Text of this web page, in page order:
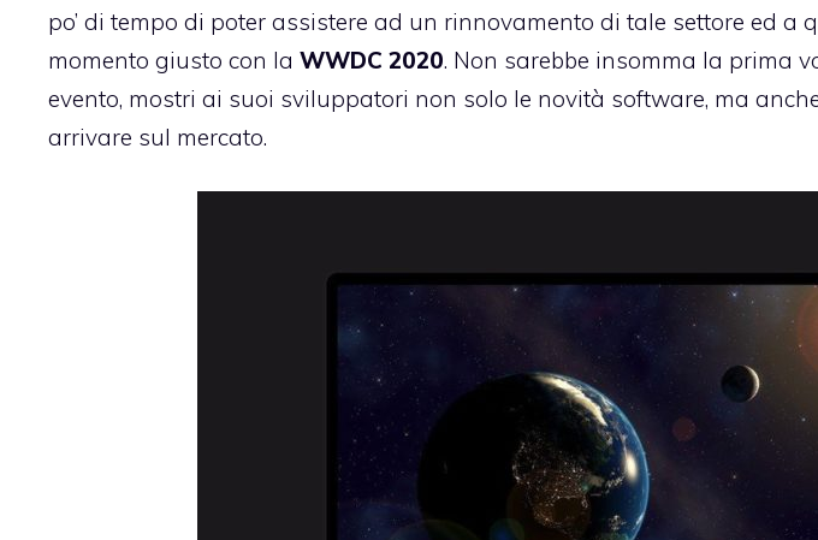
po’ di tempo di poter assistere ad un rinnovamento di tale settore ed a
momento giusto con la WWDC 2020. Non sarebbe insomma la prima
evento, mostri ai suoi sviluppatori non solo le novità software, ma
arrivare sul mercato.